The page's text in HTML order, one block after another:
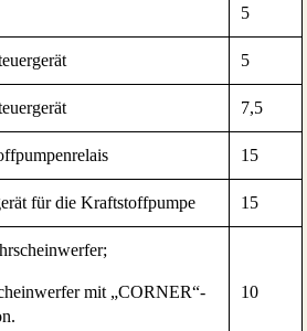
5
5
7,5
15
für die Kraftstoffpumpe 15
mit „CORNER“-
10